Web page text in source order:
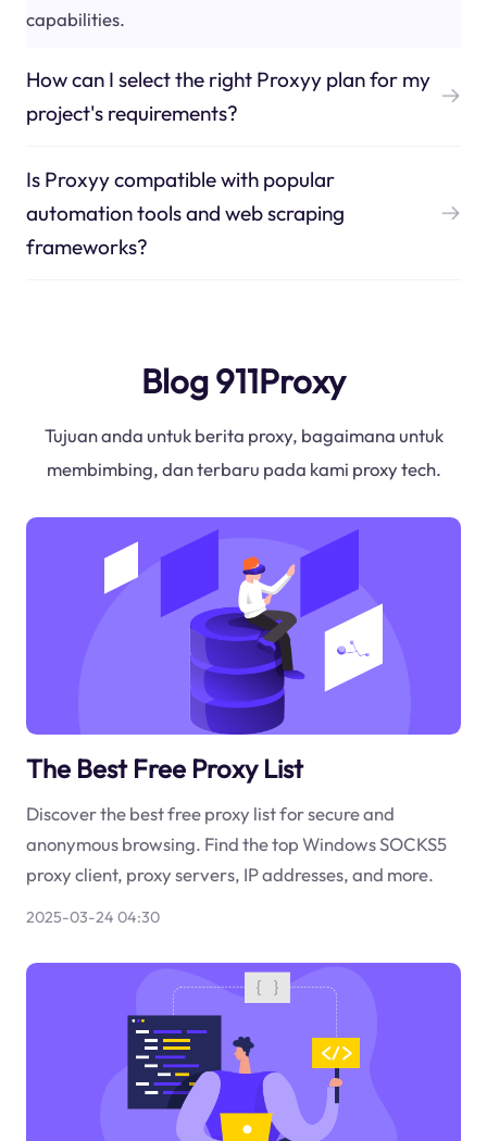
capabilities.
How can I select the right Proxyy plan for my
project's requirements?
Is Proxyy compatible with popular
automation tools and web scraping
frameworks?
Blog 911Proxy
Tujuan anda untuk berita proxy, bagaimana untuk
membimbing, dan terbaru pada kami proxy tech.
The Best Free Proxy List
Discover the best free proxy list for secure and
anonymous browsing. Find the top Windows SOCKS5
proxy client, proxy servers, IP addresses, and more.
2025-03-24 04:30